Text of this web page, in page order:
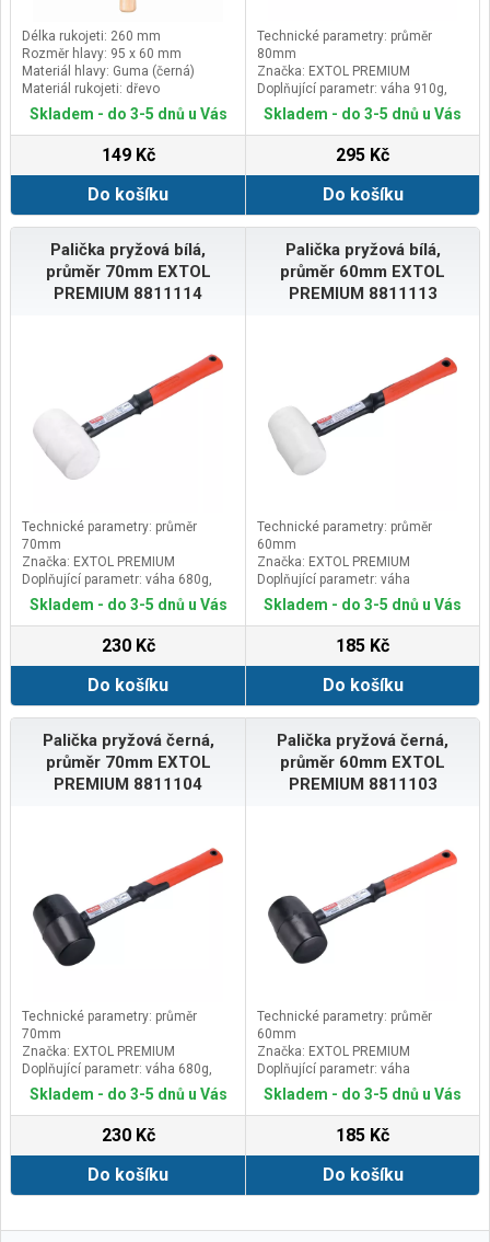
Délka rukojeti: 260 mm
Rozměr hlavy: 95 x 60 mm
Materiál hlavy: Guma (černá)
Materiál rukojeti: dřevo
Skladem - do 3-5 dnů u Vás
149 Kč
Do košíku
Technické parametry: průměr
80mm
Značka: EXTOL PREMIUM
Doplňující parametr: váha 910g,
sklolaminátová násada s pryžovou
rukojetí o celkové délce 387mm,
Skladem - do 3-5 dnů u Vás
295 Kč
Do košíku
Palička pryžová bílá,
průměr 70mm EXTOL
PREMIUM 8811114
Technické parametry: průměr
70mm
Značka: EXTOL PREMIUM
Doplňující parametr: váha 680g,
sklolaminátová násada s pryžovou
rukojetí o celkové délce 370mm,
24OZ
Skladem - do 3-5 dnů u Vás
230 Kč
Do košíku
Palička pryžová bílá,
průměr 60mm EXTOL
PREMIUM 8811113
Technické parametry: průměr
60mm
Značka: EXTOL PREMIUM
Doplňující parametr: váha
480g,sklolaminátová násada s
pryžovou rukojetí o celkové délce
332mm, 16OZ
Skladem - do 3-5 dnů u Vás
185 Kč
Do košíku
Palička pryžová černá,
průměr 70mm EXTOL
PREMIUM 8811104
Technické parametry: průměr
70mm
Značka: EXTOL PREMIUM
Doplňující parametr: váha 680g,
sklolaminátová násada s pryžovou
rukojetí o celkové délce 370mm,
Skladem - do 3-5 dnů u Vás
230 Kč
Do košíku
Palička pryžová černá,
průměr 60mm EXTOL
PREMIUM 8811103
Technické parametry: průměr
60mm
Značka: EXTOL PREMIUM
Doplňující parametr: váha
480g,sklolaminátová násada s
pryžovou rukojetí o celkové délce
Skladem - do 3-5 dnů u Vás
185 Kč
Do košíku